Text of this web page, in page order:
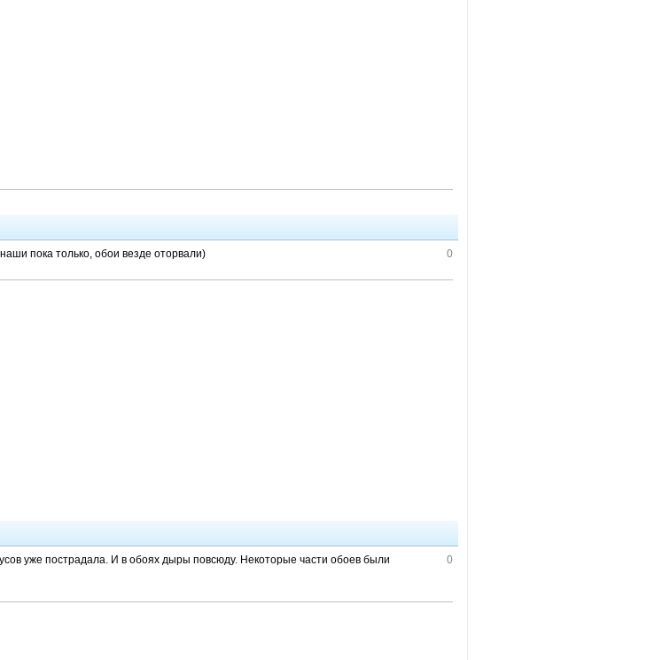
0
пока только, обои везде оторвали)
0
уже пострадала. И в обоях дыры повсюду. Некоторые части обоев были